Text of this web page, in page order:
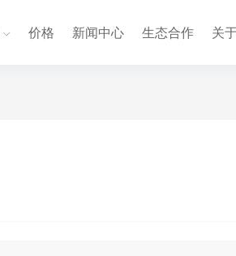
价格 新闻中心 生态合作 关